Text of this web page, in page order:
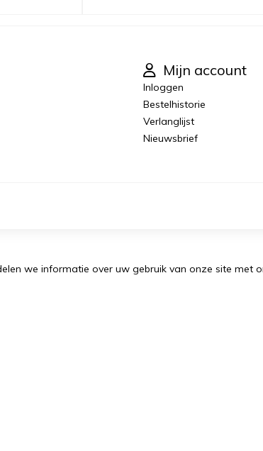
Mijn account
Inloggen
Bestelhistorie
Verlanglijst
Nieuwsbrief
we informatie over uw gebruik van onze site met